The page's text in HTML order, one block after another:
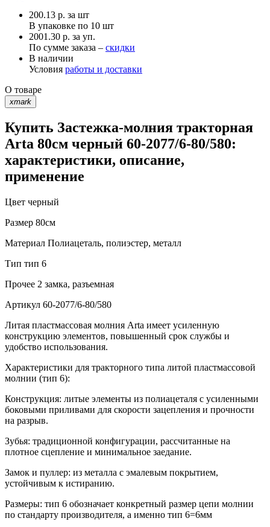
200.13 р. за шт
В упаковке по 10 шт
2001.30 р. за уп.
По сумме заказа – скидки
В наличии
Условия работы и доставки
О товаре
xmark
Купить Застежка-молния тракторная
Arta 80см черный 60-2077/6-80/580:
характеристики, описание,
применение
Цвет черный
Размер 80см
Материал Полиацеталь, полиэстер, металл
Тип тип 6
Прочее 2 замка, разъемная
Артикул 60-2077/6-80/580
Литая пластмассовая молния Arta имеет усиленную
конструкцию элементов, повышенный срок службы и
удобство использования.
Характеристики для тракторного типа литой пластмассовой
молнии (тип 6):
Конструкция: литые элементы из полиацеталя с усиленными
боковыми приливами для скорости зацепления и прочности
на разрыв.
Зубья: традиционной конфигурации, рассчитанные на
плотное сцепление и минимальное заедание.
Замок и пуллер: из металла с эмалевым покрытием,
устойчивым к истиранию.
Размеры: тип 6 обозначает конкретный размер цепи молнии
по стандарту производителя, а именно тип 6=6мм